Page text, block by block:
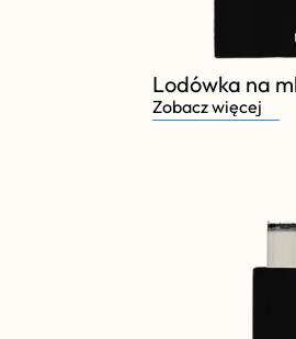
Lodówka na
Zobacz więcej